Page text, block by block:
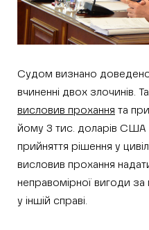
Судом визнано
вчиненні двох злочинів.
висловив прохання та
йому 3 тис. доларів США
прийняття рішення у
висловив прохання
неправомірної вигоди
у іншій справі.